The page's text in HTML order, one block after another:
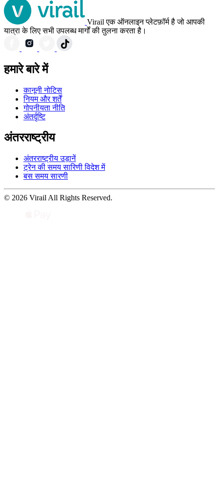
Virail एक ऑनलाइन प्लेटफ़ॉर्म है जो आपकी
यात्रा के लिए सभी उपलब्ध मार्गों की तुलना करता है।
हमारे बारे में
कानूनी नोटिस
नियम और शर्तें
गोपनीयता नीति
अंतर्दृष्टि
अंतरराष्ट्रीय
अंतरराष्ट्रीय उड़ानें
ट्रेन की समय सारिणी विदेश में
बस समय सारणी
© 2026 Virail All Rights Reserved.